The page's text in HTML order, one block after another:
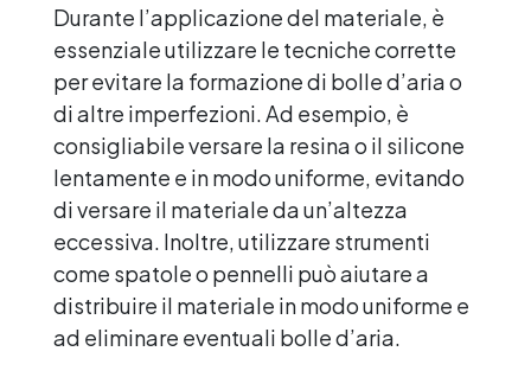
Durante l’applicazione del materiale, è
essenziale utilizzare le tecniche corrette
per evitare la formazione di bolle d’aria o
di altre imperfezioni. Ad esempio, è
consigliabile versare la resina o il silicone
lentamente e in modo uniforme, evitando
di versare il materiale da un’altezza
eccessiva. Inoltre, utilizzare strumenti
come spatole o pennelli può aiutare a
distribuire il materiale in modo uniforme e
ad eliminare eventuali bolle d’aria.